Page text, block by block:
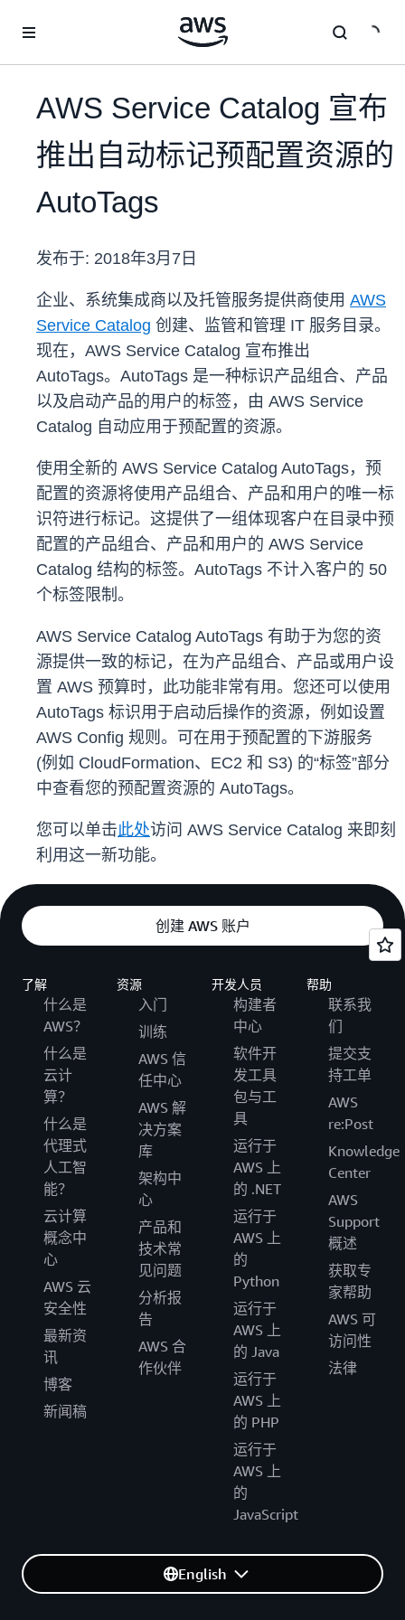
AWS Service Catalog 宣布
推出自动标记预配置资源的
AutoTags
发布于: 2018年3月7日
企业、系统集成商以及托管服务提供商使用 AWS
Service Catalog 创建、监管和管理 IT 服务目录。
现在，AWS Service Catalog 宣布推出
AutoTags。AutoTags 是一种标识产品组合、产品
以及启动产品的用户的标签，由 AWS Service
Catalog 自动应用于预配置的资源。
使用全新的 AWS Service Catalog AutoTags，预
配置的资源将使用产品组合、产品和用户的唯一标
识符进行标记。这提供了一组体现客户在目录中预
配置的产品组合、产品和用户的 AWS Service
Catalog 结构的标签。AutoTags 不计入客户的 50
个标签限制。
AWS Service Catalog AutoTags 有助于为您的资
源提供一致的标记，在为产品组合、产品或用户设
置 AWS 预算时，此功能非常有用。您还可以使用
AutoTags 标识用于启动后操作的资源，例如设置
AWS Config 规则。可在用于预配置的下游服务
(例如 CloudFormation、EC2 和 S3) 的“标签”部分
中查看您的预配置资源的 AutoTags。
您可以单击此处访问 AWS Service Catalog 来即刻
利用这一新功能。
创建 AWS 账户
了解
什么是
AWS？
什么是
云计
算？
什么是
代理式
人工智
能？
云计算
概念中
心
AWS 云
安全性
最新资
讯
博客
新闻稿
资源
入门
训练
AWS 信
任中心
AWS 解
决方案
库
架构中
心
产品和
技术常
见问题
分析报
告
AWS 合
作伙伴
开发人员
构建者
中心
软件开
发工具
包与工
具
运行于
AWS 上
的 .NET
运行于
AWS 上
的
Python
运行于
AWS 上
的 Java
运行于
AWS 上
的 PHP
运行于
AWS 上
的
JavaScript
帮助
联系我
们
提交支
持工单
AWS
re:Post
Knowledge
Center
AWS
Support
概述
获取专
家帮助
AWS 可
访问性
法律
English